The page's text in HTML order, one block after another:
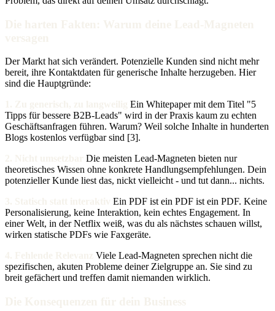
Der Markt hat sich verändert. Potenzielle Kunden sind nicht mehr
bereit, ihre Kontaktdaten für generische Inhalte herzugeben. Hier
sind die Hauptgründe:
Ein Whitepaper mit dem Titel "5
Tipps für bessere B2B-Leads" wird in der Praxis kaum zu echten
Geschäftsanfragen führen. Warum? Weil solche Inhalte in hunderten
Blogs kostenlos verfügbar sind [3].
Die meisten Lead-Magneten bieten nur
theoretisches Wissen ohne konkrete Handlungsempfehlungen. Dein
potenzieller Kunde liest das, nickt vielleicht - und tut dann... nichts.
Ein PDF ist ein PDF ist ein PDF. Keine
Personalisierung, keine Interaktion, kein echtes Engagement. In
einer Welt, in der Netflix weiß, was du als nächstes schauen willst,
wirken statische PDFs wie Faxgeräte.
Viele Lead-Magneten sprechen nicht die
spezifischen, akuten Probleme deiner Zielgruppe an. Sie sind zu
breit gefächert und treffen damit niemanden wirklich.